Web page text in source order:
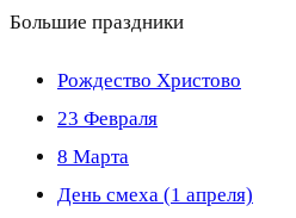
Большие праздники
Рождество Христово
23 Февраля
8 Марта
День смеха (1 апреля)